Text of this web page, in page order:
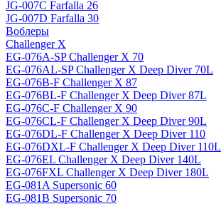
JG-007C Farfalla 26
JG-007D Farfalla 30
Воблеры
Challenger X
EG-076A-SP Challenger X 70
EG-076AL-SP Challenger X Deep Diver 70L
EG-076B-F Challenger X 87
EG-076BL-F Challenger X Deep Diver 87L
EG-076C-F Challenger X 90
EG-076CL-F Challenger X Deep Diver 90L
EG-076DL-F Challenger X Deep Diver 110
EG-076DXL-F Challenger X Deep Diver 110L
EG-076EL Challenger X Deep Diver 140L
EG-076FXL Challenger X Deep Diver 180L
EG-081A Supersonic 60
EG-081B Supersonic 70